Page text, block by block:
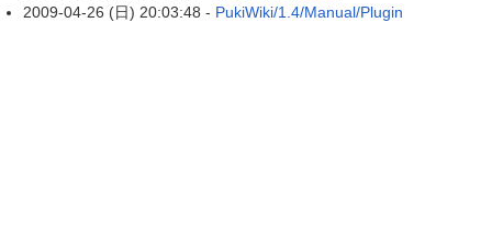
2009-04-26 (日) 20:03:48 - PukiWiki/1.4/Manual/Plugin